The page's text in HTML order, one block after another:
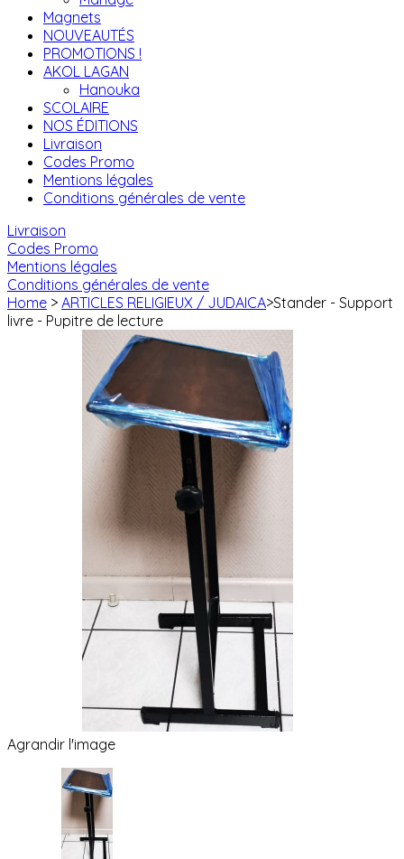
Magnets
NOUVEAUTÉS
PROMOTIONS !
AKOL LAGAN
Hanouka
SCOLAIRE
NOS ÉDITIONS
Livraison
Codes Promo
Mentions légales
Conditions générales de vente
Livraison
Codes Promo
Mentions légales
Conditions générales de vente
Home > ARTICLES RELIGIEUX / JUDAICA>Stander - Support
livre - Pupitre de lecture
Agrandir l'image